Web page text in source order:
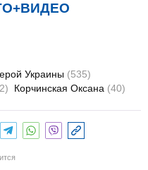
Украины (535)
Корчинская Оксана (40)